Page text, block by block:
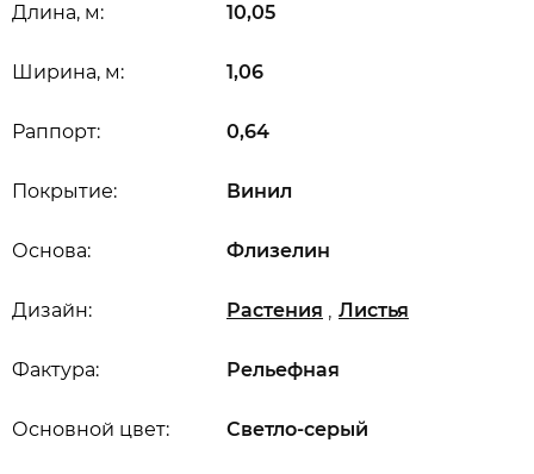
Длина, м: 10,05
Ширина, м: 1,06
Раппорт: 0,64
Основной цвет: Светло-серый
Дизайн: Растения , Листья
Основа: Флизелин
Покрытие: Винил
Фактура: Рельефная